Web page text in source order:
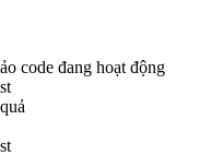
code đang hoạt động